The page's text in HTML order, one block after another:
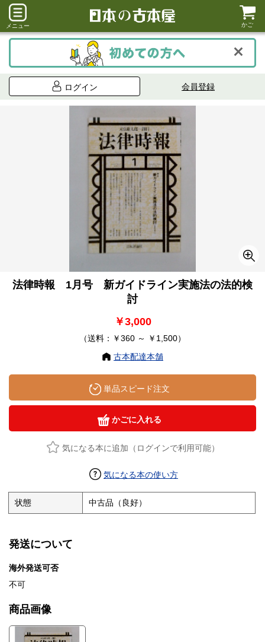
メニュー かご
ログイン 会員登録
法律時報 1月号 新ガイドライン実施法の法的検
討
￥3,000
（送料：￥360 ～ ￥1,500）
古本配達本舗
単品スピード注文
かごに入れる
気になる本に追加（ログインで利用可能）
気になる本の使い方
状態 中古品（良好）
発送について
海外発送可否
不可
商品画像